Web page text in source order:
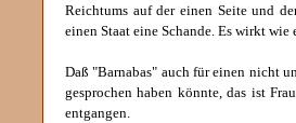
Reichtums auf der einen Seite und
einen Staat eine Schande. Es wirkt
Daß "Barnabas" auch für einen nicht
gesprochen haben könnte, das ist
entgangen.